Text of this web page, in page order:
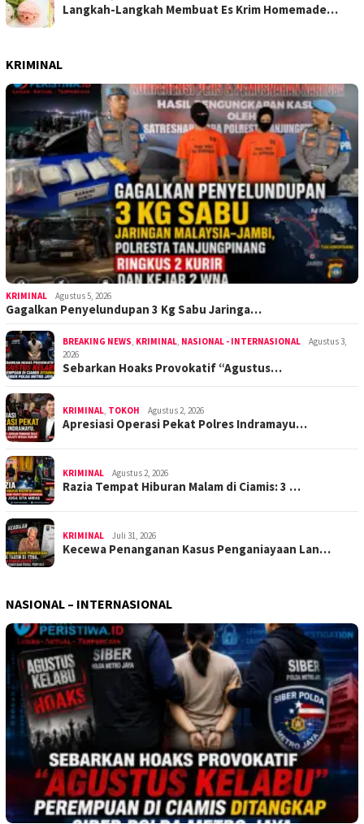
Langkah-Langkah Membuat Es Krim Homemade…
KRIMINAL
KRIMINAL Agustus 5, 2026
Gagalkan Penyelundupan 3 Kg Sabu Jaringa…
BREAKING NEWS, KRIMINAL, NASIONAL - INTERNASIONAL
Agustus 3,
2026
Sebarkan Hoaks Provokatif “Agustus…
KRIMINAL, TOKOH Agustus 2, 2026
Apresiasi Operasi Pekat Polres Indramayu…
KRIMINAL Agustus 2, 2026
Razia Tempat Hiburan Malam di Ciamis: 3 …
KRIMINAL Juli 31, 2026
Kecewa Penanganan Kasus Penganiayaan Lan…
NASIONAL – INTERNASIONAL